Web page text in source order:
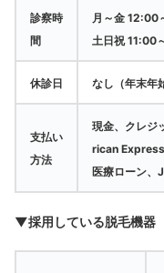
診察時
間
月～金 12:00
土日祝 11:00
休診日 なし（年末年
支払い
方法
現金、クレ
rican
医療ローン、
▼採用している脱毛機器